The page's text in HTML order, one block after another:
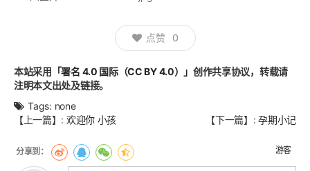
点赞 0
本站采用 「署名 4.0 国际（CC BY 4.0）」创作共享协议，转载请
注明本文出处及链接。
Tags: none
文
翻
页
【上一篇】: 欢迎你 小孩 【下一篇】:孕期小记
游客